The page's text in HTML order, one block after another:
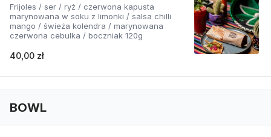
Frijoles / ser / ryż / czerwona kapusta
marynowana w soku z limonki / salsa chilli
mango / świeża kolendra / marynowana
czerwona cebulka / boczniak 120g
40,00 zł
BOWL